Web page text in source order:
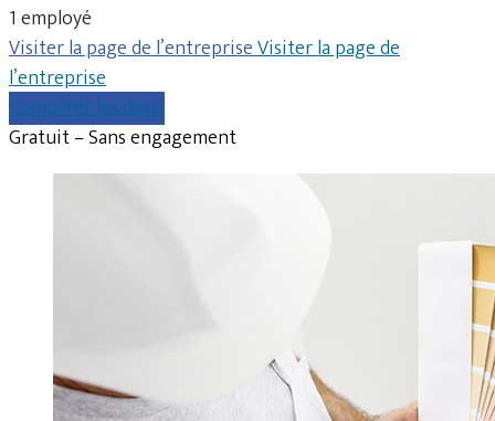
1 employé
Visiter la page de l’entrepriseVisiter la page de
l’entreprise
Comparer les devis
Gratuit – Sans engagement